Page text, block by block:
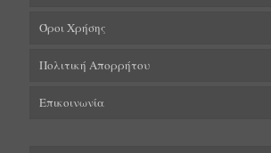
Όροι Χρήσης
Πολιτική Απορρήτου
Επικοινωνία